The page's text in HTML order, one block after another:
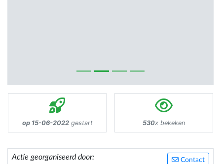
op 15-06-2022gestart 530x bekeken
Contact
Actie georganiseerd door: